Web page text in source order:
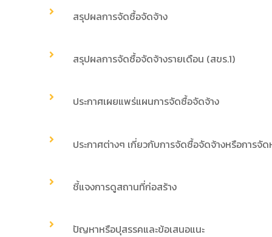
สรุปผลการจัดซื้อจัดจ้าง
สรุปผลการจัดซื้อจัดจ้างรายเดือน (สขร.1)
ประกาศเผยแพร่แผนการจัดซื้อจัดจ้าง
ประกาศต่างๆ เกี่ยวกับการจัดซื้อจัดจ้างหรือการจั
ชี้แจงการดูสถานที่ก่อสร้าง
ปัญหาหรือปุสรรคและข้อเสนอแนะ